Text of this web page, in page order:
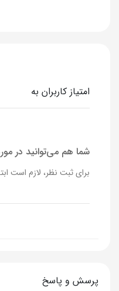
توان
خروجی USB
مدت زمان شارژ شدن
امتیاز کاربران به
شما هم می‌توانید در
برای ثبت نظر، لازم است
پرسش و پاسخ